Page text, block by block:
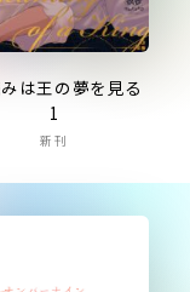
は王の夢を見る
1
新刊